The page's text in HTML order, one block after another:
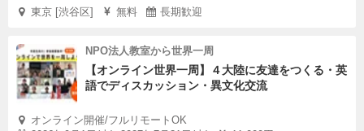
東京 [渋谷区] 無料 長期歓迎
NPO法人教室から世界一周
【オンライン世界一周】４大陸に友達をつくる・英
語でディスカッション・異文化交流
オンライン開催/フルリモートOK